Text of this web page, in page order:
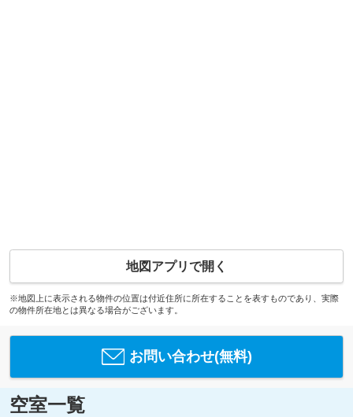
地図アプリで開く
※地図上に表示される物件の位置は付近住所に所在することを表すものであり、実際
の物件所在地とは異なる場合がございます。
お問い合わせ(無料)
空室一覧